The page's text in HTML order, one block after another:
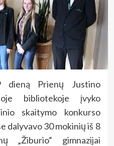
dieną Prienų Justino
bibliotekoje įvyko
skaitymo konkurso
dalyvavo 30 mokinių iš 8
„Žiburio“ gimnazijai